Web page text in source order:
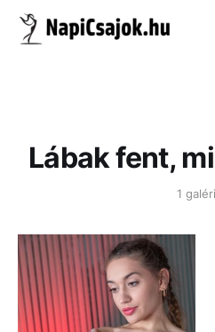
Lábak fent,
1